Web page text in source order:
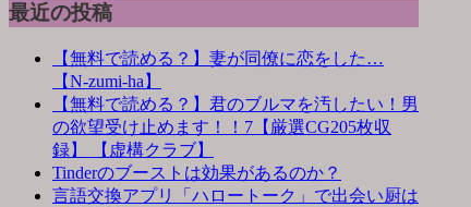
最近の投稿
【無料で読める？】妻が同僚に恋をした…
【N-zumi-ha】
【無料で読める？】君のブルマを汚したい！男
の欲望受け止めます！！7【厳選CG205枚収
録】 【虚構クラブ】
Tinderのブーストは効果があるのか？
言語交換アプリ「ハロートーク」で出会い厨は